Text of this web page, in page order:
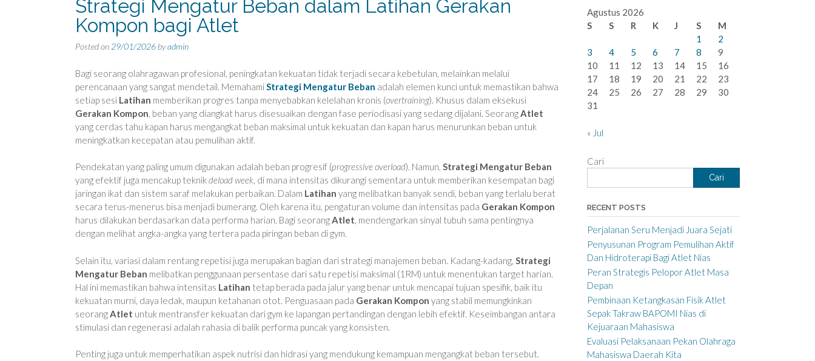
Strategi Mengatur Beban dalam Latihan Gerakan
Kompon bagi Atlet
Posted on 29/01/2026 byadmin
Bagi seorang olahragawan profesional, peningkatan kekuatan tidak terjadi secara kebetulan, melainkan melalui
perencanaan yang sangat mendetail. Memahami Strategi Mengatur Beban adalah elemen kunci untuk memastikan bahwa
setiap sesi Latihan memberikan progres tanpa menyebabkan kelelahan kronis (overtraining). Khusus dalam eksekusi
Gerakan Kompon , beban yang diangkat harus disesuaikan dengan fase periodisasi yang sedang dijalani. Seorang Atlet
yang cerdas tahu kapan harus mengangkat beban maksimal untuk kekuatan dan kapan harus menurunkan beban untuk
meningkatkan kecepatan atau pemulihan aktif.
Pendekatan yang paling umum digunakan adalah beban progresif (progressive overload). Namun, Strategi Mengatur Beban
yang efektif juga mencakup teknikdeload week, di mana intensitas dikurangi sementara untuk memberikan kesempatan bagi
jaringan ikat dan sistem saraf melakukan perbaikan. Dalam Latihan yang melibatkan banyak sendi, beban yang terlalu berat
secara terus-menerus bisa menjadi bumerang. Oleh karena itu, pengaturan volume dan intensitas pada Gerakan Kompon
harus dilakukan berdasarkan data performa harian. Bagi seorangAtlet, mendengarkan sinyal tubuh sama pentingnya
dengan melihat angka-angka yang tertera pada piringan beban di gym.
Selain itu, variasi dalam rentang repetisi juga merupakan bagian dari strategi manajemen beban. Kadang-kadang, Strategi
Mengatur Beban melibatkan penggunaan persentase dari satu repetisi maksimal (1RM) untuk menentukan target harian.
Hal ini memastikan bahwa intensitas Latihan tetap berada pada jalur yang benar untuk mencapai tujuan spesifik, baik itu
kekuatan murni, daya ledak, maupun ketahanan otot. Penguasaan pada Gerakan Kompon yang stabil memungkinkan
seorang Atlet untuk mentransfer kekuatan dari gym ke lapangan pertandingan dengan lebih efektif. Keseimbangan antara
stimulasi dan regenerasi adalah rahasia di balik performa puncak yang konsisten.
Penting juga untuk memperhatikan aspek nutrisi dan hidrasi yang mendukung kemampuan mengangkat beban tersebut.
Agustus 2026
S
S R K J S
M
1
2
3
4 5 6 7 8
9
10
11 12 13 14 15
16
17
18 19 20 21 22
23
24
25 26 27 28 29
30
31
« Jul
Cari
Cari
RECENT POSTS
Perjalanan Seru Menjadi Juara Sejati
Penyusunan Program Pemulihan Aktif
Dan Hidroterapi Bagi Atlet Nias
Peran Strategis Pelopor Atlet Masa
Depan
Pembinaan Ketangkasan Fisik Atlet
Sepak Takraw BAPOMI Nias di
Kejuaraan Mahasiswa
Evaluasi Pelaksanaan Pekan Olahraga
Mahasiswa Daerah Kita